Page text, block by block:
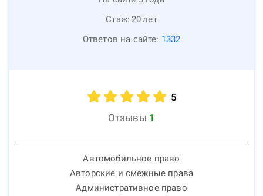
Стаж: 20лет
Ответов на сайте: 1332
5
Отзывы 1
Автомобильное право
Авторские и смежные права
Административное право